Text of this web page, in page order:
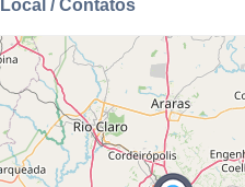
Local / Contatos